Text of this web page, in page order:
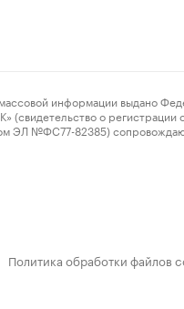
информации выдано
(свидетельство о регистрации
ЭЛ №ФС77-82385)
Политика обработки файлов